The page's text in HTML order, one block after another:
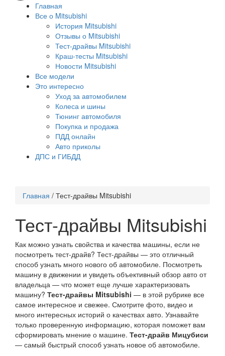
Главная
Все о Mitsubishi
История Mitsubishi
Отзывы о Mitsubishi
Тест-драйвы Mitsubishi
Краш-тесты Mitsubishi
Новости Mitsubishi
Все модели
Это интересно
Уход за автомобилем
Колеса и шины
Тюнинг автомобиля
Покупка и продажа
ПДД онлайн
Авто приколы
ДПС и ГИБДД
Главная / Тест-драйвы Mitsubishi
Тест-драйвы Mitsubishi
Как можно узнать свойства и качества машины, если не
посмотреть тест-драйв? Тест-драйвы — это отличный
способ узнать много нового об автомобиле. Посмотреть
машину в движении и увидеть объективный обзор авто от
владельца — что может еще лучше характеризовать
машину? Тест-драйвы Mitsubishi — в этой рубрике все
самое интересное и свежее. Смотрите фото, видео и
много интересных историй о качествах авто. Узнавайте
только проверенную информацию, которая поможет вам
сформировать мнение о машине. Тест-драйв Мицубиси
— самый быстрый способ узнать новое об автомобиле.